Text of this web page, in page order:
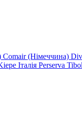
Comair (Німеччина)
Італія Perserva